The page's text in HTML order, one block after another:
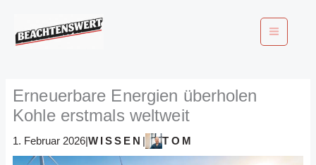
springen
Erneuerbare Energien überholen
Kohle erstmals weltweit
1. Februar 2026|WISSEN | TOM